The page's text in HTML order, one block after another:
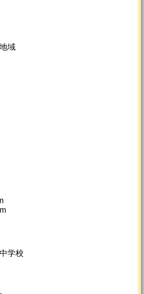
域
学校